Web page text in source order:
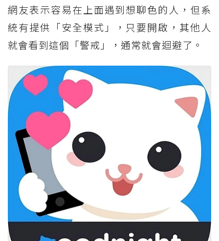
網友表示容易在上面遇到想聊色的人，但系
統有提供「安全模式」，只要開啟，其他人
就會看到這個「警戒」，通常就會迴避了。